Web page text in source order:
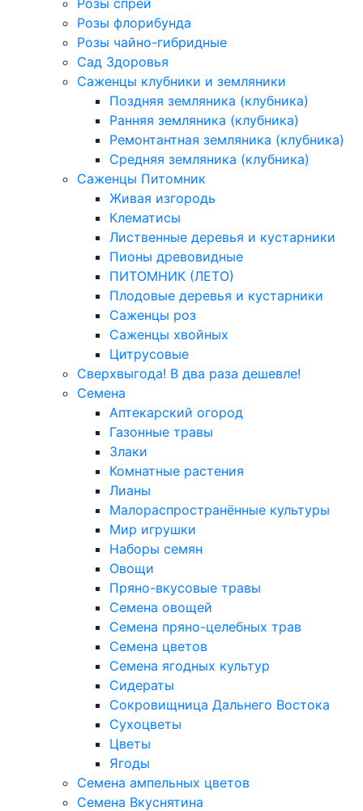
Розы спрей
Розы флорибунда
Розы чайно-гибридные
Сад Здоровья
Саженцы клубники и земляники
Поздняя земляника (клубника)
Ранняя земляника (клубника)
Ремонтантная земляника (клубника)
Средняя земляника (клубника)
Саженцы Питомник
Живая изгородь
Клематисы
Лиственные деревья и кустарники
Пионы древовидные
ПИТОМНИК (ЛЕТО)
Плодовые деревья и кустарники
Саженцы роз
Саженцы хвойных
Цитрусовые
Сверхвыгода! В два раза дешевле!
Семена
Аптекарский огород
Газонные травы
Злаки
Комнатные растения
Лианы
Малораспространённые культуры
Мир игрушки
Наборы семян
Овощи
Пряно-вкусовые травы
Семена овощей
Семена пряно-целебных трав
Семена цветов
Семена ягодных культур
Сидераты
Сокровищница Дальнего Востока
Сухоцветы
Цветы
Ягоды
Семена ампельных цветов
Семена Вкуснятина